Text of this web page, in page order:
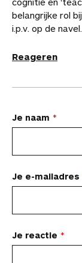
belangrijke rol
i.p.v. op de navel.
Reageren
L
a
t
e
n
r
Je naam
Je e-mailadres
Je reactie